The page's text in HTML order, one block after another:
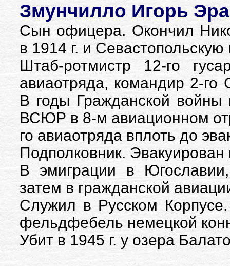
Змунчилло Игорь
Сын офицера. Окончил
в 1914 г. и
Штаб-ротмистр 12-го
авиаотряда, командир 2-го
В годы Гражданской войны
ВСЮР в 8-м авиационном
го авиаотряда вплоть до
Подполковник.
В эмиграции в
затем в гражданской
Служил в Русском
фельдфебель немецкой
Убит в 1945 г. у озера